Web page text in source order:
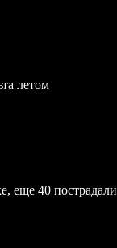
летом
еще 40 пострадали